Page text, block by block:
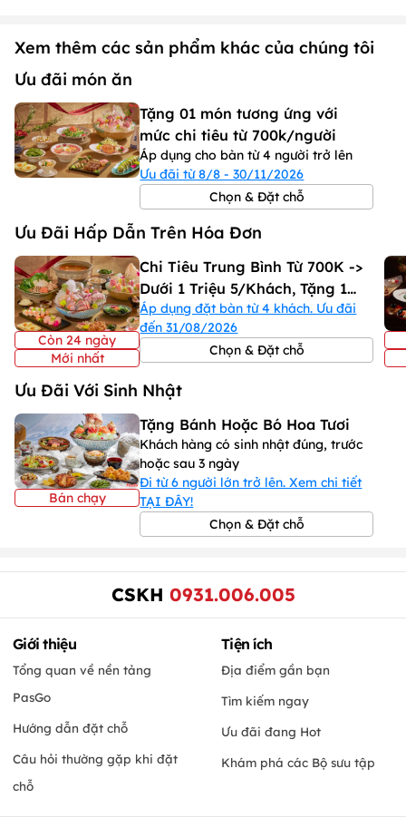
Xem thêm các sản phẩm khác của chúng tôi
Ưu đãi món ăn
Tặng 01 món tương ứng với
mức chi tiêu từ 700k/người
Áp dụng cho bàn từ 4 người trở lên
Ưu đãi từ 8/8 - 30/11/2026
Chọn & Đặt chỗ
Ưu Đãi Hấp Dẫn Trên Hóa Đơn
Còn 24 ngày
Mới nhất
Chi Tiêu Trung Bình Từ 700K ->
Dưới 1 Triệu 5/Khách, Tặng 1
Trong 2 Món
Áp dụng đặt bàn từ 4 khách. Ưu đãi
đến 31/08/2026
Chọn & Đặt chỗ
Ưu Đãi Với Sinh Nhật
Bán chạy
Tặng Bánh Hoặc Bó Hoa Tươi
Khách hàng có sinh nhật đúng, trước
hoặc sau 3 ngày
Đi từ 6 người lớn trở lên. Xem chi tiết
TẠI ĐÂY!
Chọn & Đặt chỗ
CSKH 0931.006.005
Giới thiệu
Tổng quan về nền tảng
PasGo
Hướng dẫn đặt chỗ
Câu hỏi thường gặp khi đặt
chỗ
Tiện ích
Địa điểm gần bạn
Tìm kiếm ngay
Ưu đãi đang Hot
Khám phá các Bộ sưu tập